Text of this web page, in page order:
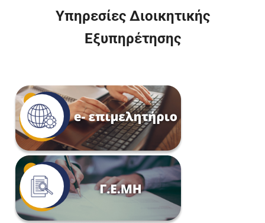
Υπηρεσίες Διοικητικής
Εξυπηρέτησης